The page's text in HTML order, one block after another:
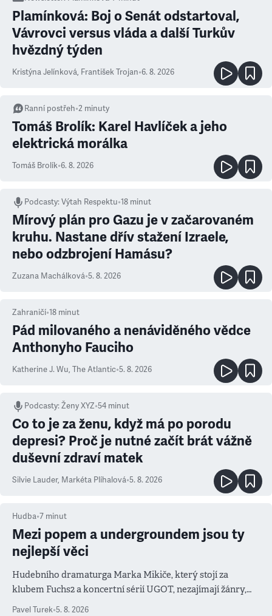
Plamínková: Boj o Senát odstartoval,
Vávrovci versus vláda a další Turkův
hvězdný týden
Kristýna Jelínková, František Trojan•6. 8. 2026
Ranní postřeh•2 minuty
Tomáš Brolík: Karel Havlíček a jeho
elektrická morálka
Tomáš Brolík•6. 8. 2026
Podcasty:Výtah Respektu•18 minut
Mírový plán pro Gazu je v začarovaném
kruhu. Nastane dřív stažení Izraele,
nebo odzbrojení Hamásu?
Zuzana Machálková•5. 8. 2026
Zahraničí•18 minut
Pád milovaného a nenáviděného vědce
Anthonyho Fauciho
Katherine J. Wu, The Atlantic•5. 8. 2026
Podcasty:Ženy XYZ•54 minut
Co to je za ženu, když má po porodu
depresi? Proč je nutné začít brát vážně
duševní zdraví matek
Silvie Lauder, Markéta Plíhalová•5. 8. 2026
Hudba•7 minut
Mezi popem a undergroundem jsou ty
nejlepší věci
Hudebního dramaturga Marka Mikiče, který stojí za
klubem Fuchs2 a koncertní sérií UGOT, nezajímají žánry,
ale atmosféra
Pavel Turek•5. 8. 2026